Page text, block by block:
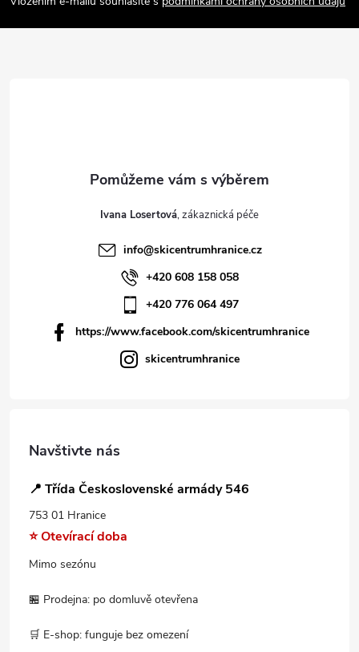
Ivana Losertová
info@skicentrumhranice.cz
+420 608 158 058
+420 776 064 497
https://www.facebook.com/skicentrumhranice
skicentrumhranice
Navštivte nás
📍 Třída Československé armády 546
753 01 Hranice
⭐ Otevírací doba
Mimo sezónu
🏪 Prodejna: po domluvě otevřena
🛒 E-shop: funguje bez omezení